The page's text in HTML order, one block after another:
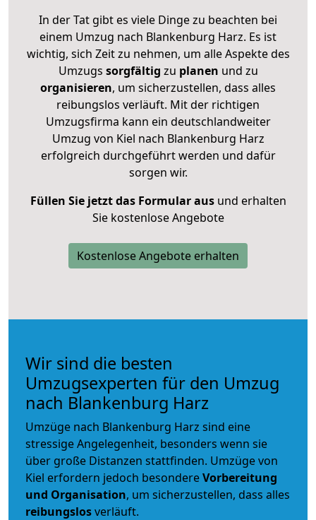
In der Tat gibt es viele Dinge zu beachten bei
einem Umzug nach Blankenburg Harz. Es ist
wichtig, sich Zeit zu nehmen, um alle Aspekte des
Umzugs sorgfältig zu planen und zu
organisieren, um sicherzustellen, dass alles
reibungslos verläuft. Mit der richtigen
Umzugsfirma kann ein deutschlandweiter
Umzug von Kiel nach Blankenburg Harz
erfolgreich durchgeführt werden und dafür
sorgen wir.
Füllen Sie jetzt das Formular ausund erhalten
Sie kostenlose Angebote
Kostenlose Angebote erhalten
Wir sind die besten
Umzugsexperten für den Umzug
nach Blankenburg Harz
Umzüge nach Blankenburg Harz sind eine
stressige Angelegenheit, besonders wenn sie
über große Distanzen stattfinden. Umzüge von
Kiel erfordern jedoch besondereVorbereitung
und Organisation, um sicherzustellen, dass alles
reibungslosverläuft.